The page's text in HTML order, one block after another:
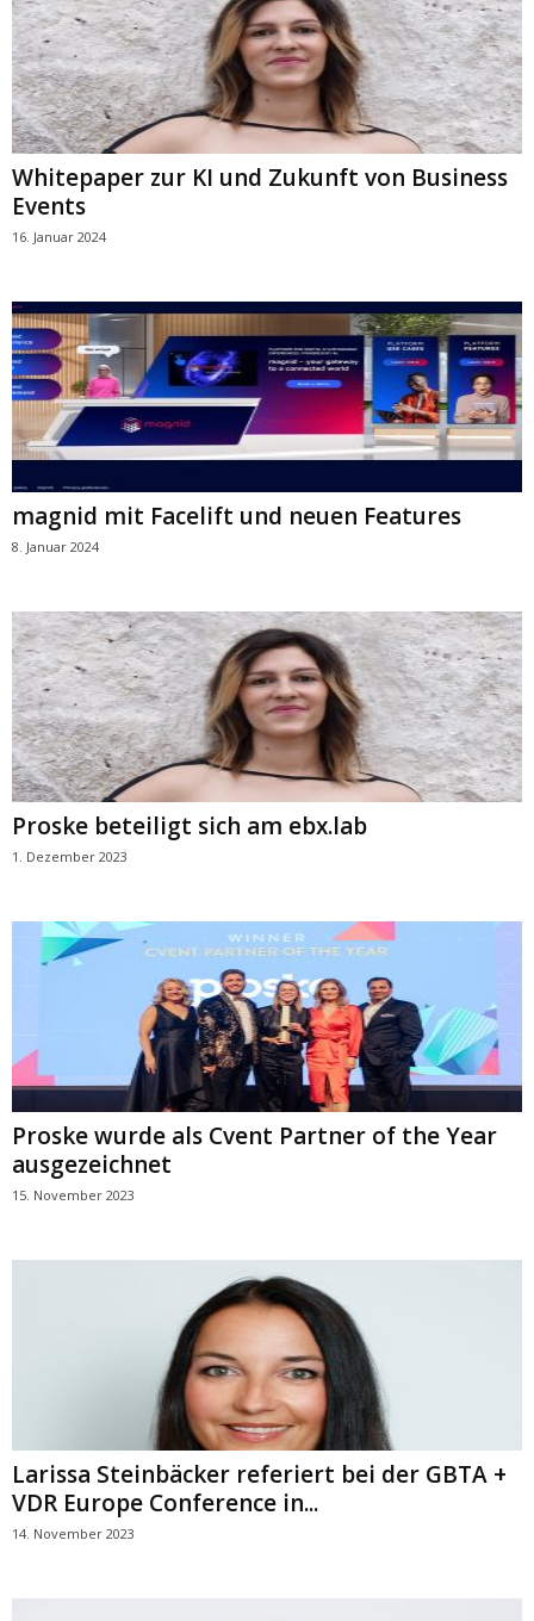
Whitepaper zur KI und Zukunft von Business
Events
16. Januar 2024
magnid mit Facelift und neuen Features
8. Januar 2024
Proske beteiligt sich am ebx.lab
1. Dezember 2023
Proske wurde als Cvent Partner of the Year
ausgezeichnet
15. November 2023
Larissa Steinbäcker referiert bei der GBTA +
VDR Europe Conference in...
14. November 2023